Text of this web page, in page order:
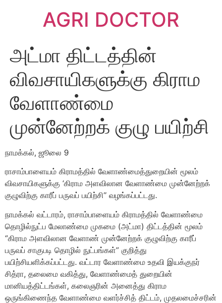
AGRI DOCTOR
அட்மா திட்டத்தின்
விவசாயிகளுக்கு கிராம
வேளாண்மை
முன்னேற்றக் குழு பயிற்சி
நாமக்கல், ஜூலை 9
ராசாம்பாளையம் கிராமத்தில் வேளாண்மைத்துறையின் மூலம்
விவசாயிகளுக்கு ‘கிராம அளவிலான வேளாண்மை முன்னேற்றக்
குழுவிற்கு காரீப் பருவப் பயிற்சி’’ வழங்கப்பட்டது.
நாமக்கல் வட்டாரம், ராசாம்பாளையம் கிராமத்தில் வேளாண்மை
தொழில்நுட்ப மேலாண்மை முகமை (அட்மா) திட்டத்தின் மூலம்
‘’கிராம அளவிலான வேளாண் முன்னேற்றக் குழுவிற்கு காரீப்
பருவப் சாகுபடி தொழில் நுட்பங்கள்” குறித்து
பயிற்சியளிக்கப்பட்டது. வட்டார வேளாண்மை உதவி இயக்குநர்
சித்ரா, தலைமை வகித்து, வேளாண்மைத் துறையின்
மானியத்திட்டங்கள், கலைஞரின் அனைத்து கிராம
ஒருங்கிணைந்த வேளாண்மை வளர்ச்சித் திட்டம், முதலமைச்சரின்